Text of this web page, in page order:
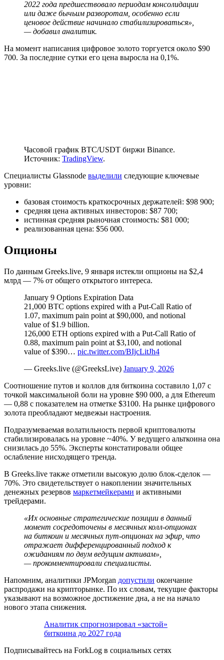
2022 года предшествовало периодам консолидации
или даже бычьим разворотам, особенно если
ценовое действие начинало стабилизироваться»,
— добавил аналитик.
На момент написания цифровое золото торгуется около $90
700. За последние сутки его цена выросла на 0,1%.
Часовой график BTC/USDT биржи Binance.
Источник: TradingView.
Специалисты Glassnode выделили следующие ключевые
уровни:
базовая стоимость краткосрочных держателей: $98 900;
средняя цена активных инвесторов: $87 700;
истинная средняя рыночная стоимость: $81 000;
реализованная цена: $56 000.
Опционы
По данным Greeks.live, 9 января истекли опционы на $2,4
млрд — 7% от общего открытого интереса.
January 9 Options Expiration Data
21,000 BTC options expired with a Put-Call Ratio of
1.07, maximum pain point at $90,000, and notional
value of $1.9 billion.
126,000 ETH options expired with a Put-Call Ratio of
0.88, maximum pain point at $3,100, and notional
value of $390… pic.twitter.com/BIjcLitJh4
— Greeks.live (@GreeksLive) January 9, 2026
Соотношение путов и коллов для биткоина составило 1,07 с
точкой максимальной боли на уровне $90 000, а для Ethereum
— 0,88 с показателем на отметке $3100. На рынке цифрового
золота преобладают медвежьи настроения.
Подразумеваемая волатильность первой криптовалюты
стабилизировалась на уровне ~40%. У ведущего альткоина она
снизилась до 55%. Эксперты констатировали общее
ослабление нисходящего тренда.
В Greeks.live также отметили высокую долю блок-сделок —
70%. Это свидетельствует о накоплении значительных
денежных резервов маркетмейкерами и активными
трейдерами.
«Их основные стратегические позиции в данный
момент сосредоточены в месячных колл-опционах
на биткоин и месячных пут-опционах на эфир, что
отражает дифференцированный подход к
ожиданиям по двум ведущим активам»,
— прокомментировали специалисты.
Напомним, аналитики JPMorgan допустили окончание
распродажи на крипторынке. По их словам, текущие факторы
указывают на возможное достижение дна, а не на начало
нового этапа снижения.
Аналитик спрогнозировал «застой»
биткоина до 2027 года
Подписывайтесь на ForkLog в социальных сетях